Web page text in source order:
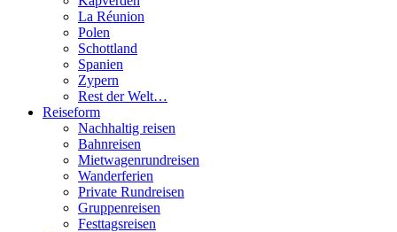
La Réunion
Polen
Schottland
Spanien
Zypern
Rest der Welt…
Reiseform
Nachhaltig reisen
Bahnreisen
Mietwagenrundreisen
Wanderferien
Private Rundreisen
Gruppenreisen
Festtagsreisen